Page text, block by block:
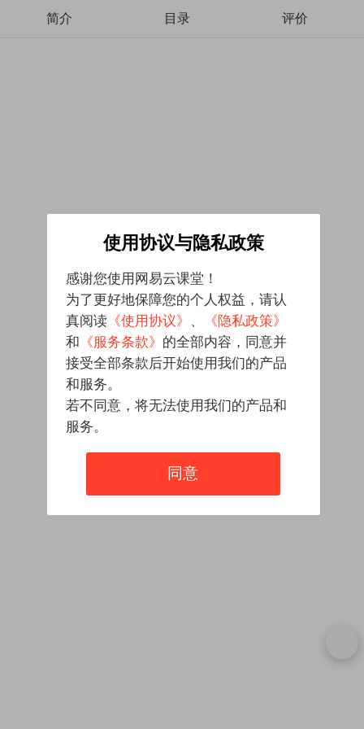
简介 目录 评价
使用协议与隐私政策
感谢您使用网易云课堂！
为了更好地保障您的个人权益，请认
真阅读 《使用协议》 、
《隐私政策》
和 《服务条款》 的全部内容，同意并
接受全部条款后开始使用我们的产品
和服务。
若不同意，将无法使用我们的产品和
服务。
同意